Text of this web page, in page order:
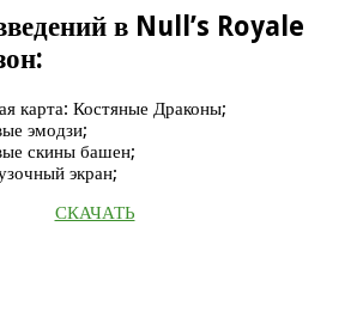
в Null’s Royale
карта: Костяные Драконы;
эмодзи;
скины башен;
экран;
СКАЧАТЬ